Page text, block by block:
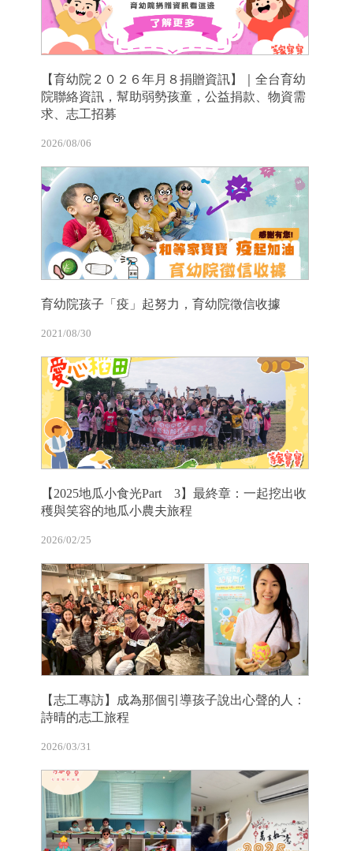
【育幼院２０２６年月８捐贈資訊】｜全台育幼
院聯絡資訊，幫助弱勢孩童，公益捐款、物資需
求、志工招募
2026/08/06
育幼院孩子「疫」起努力，育幼院徵信收據
2021/08/30
【2025地瓜小食光Part 3】最終章：一起挖出收
穫與笑容的地瓜小農夫旅程
2026/02/25
【志工專訪】成為那個引導孩子說出心聲的人：
詩晴的志工旅程
2026/03/31